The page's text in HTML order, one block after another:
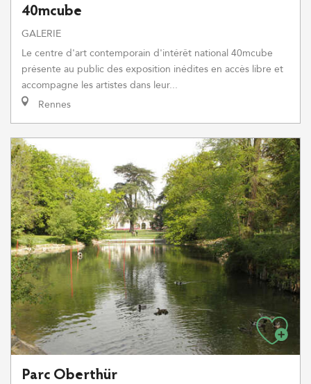
40mcube
GALERIE
Le centre d'art contemporain d'intérêt national 40mcube
présente au public des exposition inédites en accès libre et
accompagne les artistes dans leur...
Rennes
Parc Oberthür